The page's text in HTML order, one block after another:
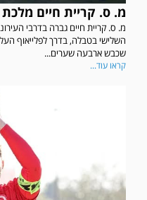
מ. ס. קריית חיים
מ. ס. קריית חיים גברה בדרבי
השלישי בטבלה, בדרך לפלייאוף
שכבש ארבעה שערים...
קראו עוד...